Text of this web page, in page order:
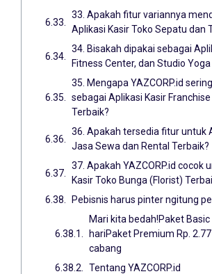
33. Apakah fitur variannya
Aplikasi Kasir Toko Sepatu dan
34. Bisakah dipakai sebagai
Fitness Center, dan Studio
35. Mengapa YAZCORP.id
sebagai Aplikasi Kasir
Terbaik?
36. Apakah tersedia fitur untuk
Jasa Sewa dan Rental Terbaik?
37. Apakah YAZCORP.id cocok
Kasir Toko Bunga (Florist)
Pebisnis harus pinter ngitung
Mari kita bedah!Paket Basic
hariPaket Premium Rp.
cabang
Tentang YAZCORP.id